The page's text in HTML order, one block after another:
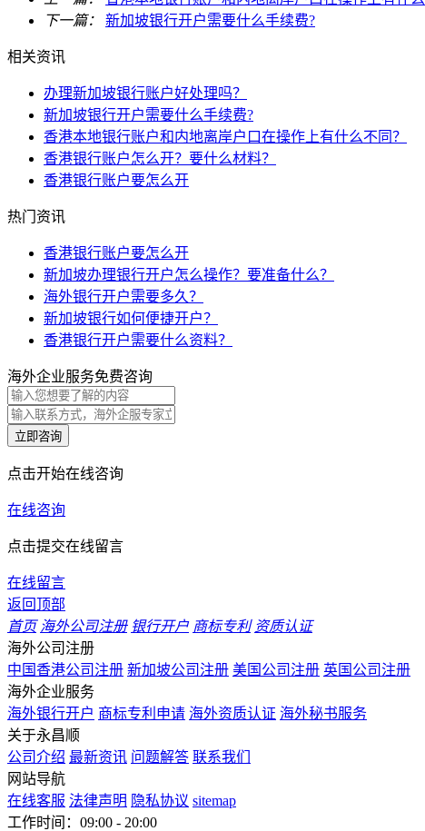
下一篇：
新加坡银行开户需要什么手续费?
相关资讯
办理新加坡银行账户好处理吗？
新加坡银行开户需要什么手续费?
香港本地银行账户和内地离岸户口在操作上有什么不同？
香港银行账户怎么开？要什么材料？
香港银行账户要怎么开
热门资讯
香港银行账户要怎么开
新加坡办理银行开户怎么操作？要准备什么？
海外银行开户需要多久？
新加坡银行如何便捷开户？
香港银行开户需要什么资料？
海外企业服务免费咨询
立即咨询
点击开始在线咨询
在线咨询
点击提交在线留言
在线留言
返回顶部
首页 海外公司注册 银行开户 商标专利 资质认证
海外公司注册
中国香港公司注册 新加坡公司注册 美国公司注册 英国公司注册
海外企业服务
海外银行开户 商标专利申请 海外资质认证 海外秘书服务
关于永昌顺
公司介绍 最新资讯 问题解答 联系我们
网站导航
在线客服 法律声明 隐私协议 sitemap
工作时间：09:00 - 20:00